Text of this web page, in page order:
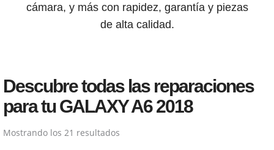
cámara, y más con rapidez, garantía y piezas
de alta calidad.
Descubre todas las reparaciones
para tu GALAXY A6 2018
Mostrando los 21 resultados